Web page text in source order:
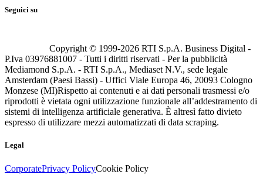
Seguici su
Copyright © 1999-2026 RTI S.p.A. Business Digital -
P.Iva 03976881007 - Tutti i diritti riservati - Per la pubblicità
Mediamond S.p.A. - RTI S.p.A., Mediaset N.V., sede legale
Amsterdam (Paesi Bassi) - Uffici Viale Europa 46, 20093 Cologno
Monzese (MI)Rispetto ai contenuti e ai dati personali trasmessi e/o
riprodotti è vietata ogni utilizzazione funzionale all’addestramento di
sistemi di intelligenza artificiale generativa. È altresì fatto divieto
espresso di utilizzare mezzi automatizzati di data scraping.
Legal
CorporatePrivacy PolicyCookie Policy